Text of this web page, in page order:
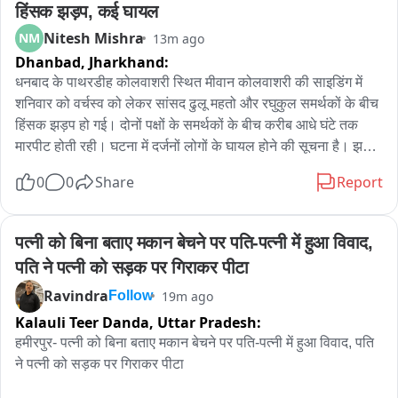
हिंसक झड़प, कई घायल
NM Nitesh Mishra 13m ago
Dhanbad, Jharkhand:
धनबाद के पाथरडीह कोलवाशरी स्थित मीवान कोलवाशरी की साइडिंग में
शनिवार को वर्चस्व को लेकर सांसद ढुलू महतो और रघुकुल समर्थकों के बीच
हिंसक झड़प हो गई। दोनों पक्षों के समर्थकों के बीच करीब आधे घंटे तक
मारपीट होती रही। घटना में दर्जनों लोगों के घायल होने की सूचना है। झड़प
के अनुसार, वर्चस्व को लेकर दोनों पक्षों के समर्थक आमने-सामने आ गए।
रॉड, पत्थर और तलवार चलने की बात सामने आई है। मारपीट के दौरान
परिसर में मौजूद लोगों के बीच भगदड़ मच गई। कई लोगों ने भागकर अपनी
जान बचाई। घटना में कई लोगों को चोटें आई हैं। कतरास बाजार निवासी
अभिषेक के सिर में गंभीर चोट लगने की बात कही जा रही है। वहीं सरायढेला
निवासी रोहित सिंह के साथ भी मारपीट हुई। सीआईएसएफ जवानों ने उसे
सुरक्षित निकालकर वाशरी प्लांट के अंदर पहुंचाया।झड़प के दौरान साइडिंग
परिसर में खड़े तीन वाहनों में भी तोड़फोड़ की गई। जानकारी के अनुसार,
0 0 Share Report
पत्नी को बिना बताए मकान बेचने पर पति-पत्नी में हुआ विवाद,
पति ने पत्नी को सड़क पर गिराकर पीटा
Ravindra Follow 19m ago
Kalauli Teer Danda, Uttar Pradesh:
हमीरपुर- पत्नी को बिना बताए मकान बेचने पर पति-पत्नी में हुआ विवाद, पति
ने पत्नी को सड़क पर गिराकर पीटा